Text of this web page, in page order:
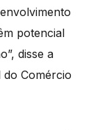
potencial
disse a
Comércio